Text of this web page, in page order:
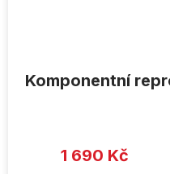
Komponentní
1 690 Kč